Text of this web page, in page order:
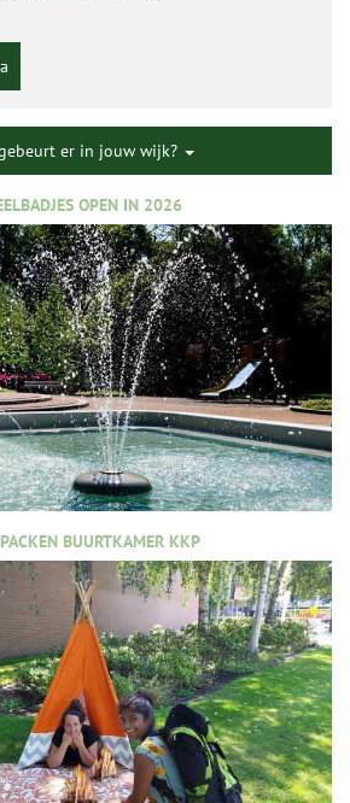
er in jouw wijk?
OPEN IN 2026
BUURTKAMER KKP